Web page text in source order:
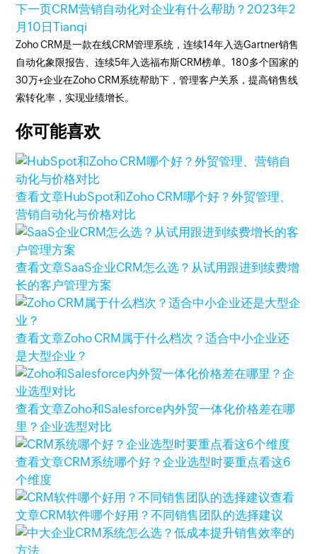
下一页CRM营销自动化对企业有什么帮助？2023年2
月10日Tianqi
Zoho CRM是一款在线CRM管理系统，连续14年入选Gartner销售
自动化象限报告、连续5年入选福布斯CRM榜单。180多个国家的
30万+企业在Zoho CRM系统帮助下，管理客户关系，提高销售线
索转化率，实现业绩增长。
你可能喜欢
查看文章HubSpot和Zoho CRM哪个好？外贸管理、
营销自动化与价格对比
查看文章SaaS企业CRM怎么选？从试用跟进到续费增
长的客户管理方案
查看文章Zoho CRM属于什么档次？适合中小企业还
是大型企业？
查看文章Zoho和Salesforce内外贸一体化价格差在哪
里？企业选型对比
查看文章CRM系统哪个好？企业选型时要重点看这6
个维度
查看
文章CRM软件哪个好用？不同销售团队的选择建议